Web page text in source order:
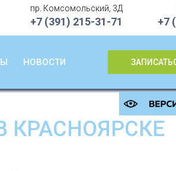
пр. Комсомольский, 3Д
+7 (391) 215-31-71 +7
НОВОСТИ
КРАСНОЯРСКЕ